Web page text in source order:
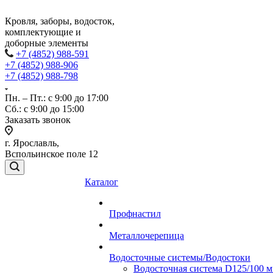
Кровля, заборы, водосток,
комплектующие и
доборные элементы
+7 (4852) 988-591
+7 (4852) 988-906
+7 (4852) 988-798
Пн. – Пт.: с 9:00 до 17:00
Сб.: с 9:00 до 15:00
Заказать звонок
г. Ярославль,
Вспольинское поле 12
Каталог
Профнастил
Металлочерепица
Водосточные системы/Водостоки
Водосточная система D125/100